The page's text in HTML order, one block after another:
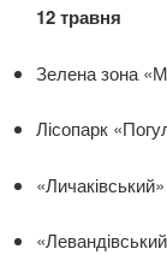
12 травня
Зелена зона
Лісопарк